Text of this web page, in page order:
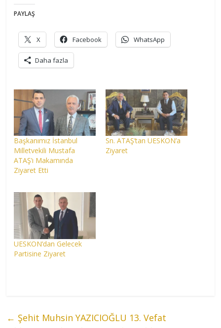
PAYLAŞ
X Facebook WhatsApp
Daha fazla
Başkanımız İstanbul
Milletvekili Mustafa
ATAŞ’ı Makamında
Ziyaret Etti
Sn. ATAŞ’tan UESKON’a
Ziyaret
UESKON’dan Gelecek
Partisine Ziyaret
← Şehit Muhsin YAZICIOĞLU 13. Vefat